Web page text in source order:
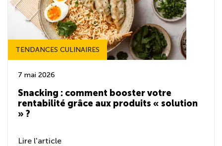
TENDANCES CULINAIRES
7 mai 2026
Snacking : comment booster votre
rentabilité grâce aux produits « solution
» ?
Lire l'article